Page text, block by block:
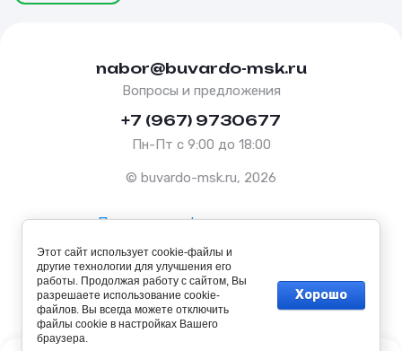
nabor@buvardo-msk.ru
Вопросы и предложения
+7 (967) 9730677
Пн-Пт с 9:00 до 18:00
© buvardo-msk.ru, 2026
Политика конфиденциальности
Оферта
Этот сайт использует cookie-файлы и
другие технологии для улучшения его
работы. Продолжая работу с сайтом, Вы
разрешаете использование cookie-
файлов. Вы всегда можете отключить
файлы cookie в настройках Вашего
браузера.
Хорошо